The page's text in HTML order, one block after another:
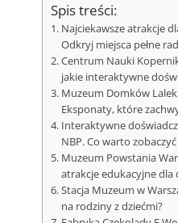
Spis treści:
Najciekawsze atrakcje
Odkryj miejsca pełne
Centrum Nauki
jakie interaktywne
Muzeum Domków
Eksponaty, które
Interaktywne
NBP. Co warto
Muzeum Powstania
atrakcje edukacyjne dla
Stacja Muzeum w
na rodziny z dziećmi?